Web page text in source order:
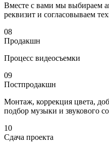
Вместе с вами мы выбираем
реквизит и согласовываем
08
Продакшн
Процесс видеосъемки
09
Постпродакшн
Монтаж, коррекция цвета,
подбор музыки и звукового
10
Сдача проекта